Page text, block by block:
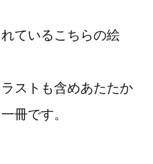
ているこちらの絵
ストも含めあたたか
冊です。